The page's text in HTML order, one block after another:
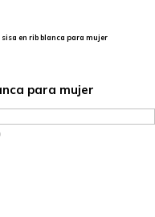
en rib blanca para mujer
para mujer